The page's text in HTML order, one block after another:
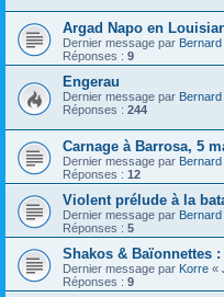
Argad Napo en
Dernier message par
Réponses : 9
Engerau
Dernier message par
Réponses : 244
Carnage à Barrosa, 5
Dernier message par
Réponses : 12
Violent prélude à la
Dernier message par
Réponses : 5
Shakos & Baïonnettes
Dernier message par Korre «
Réponses : 9